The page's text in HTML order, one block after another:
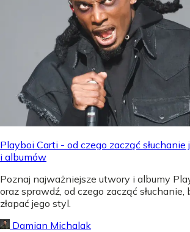
Playboi Carti - od czego zacząć
i albumów
Poznaj najważniejsze utwory i albumy
oraz sprawdź, od czego zacząć słuchanie,
złapać jego styl.
Damian Michalak